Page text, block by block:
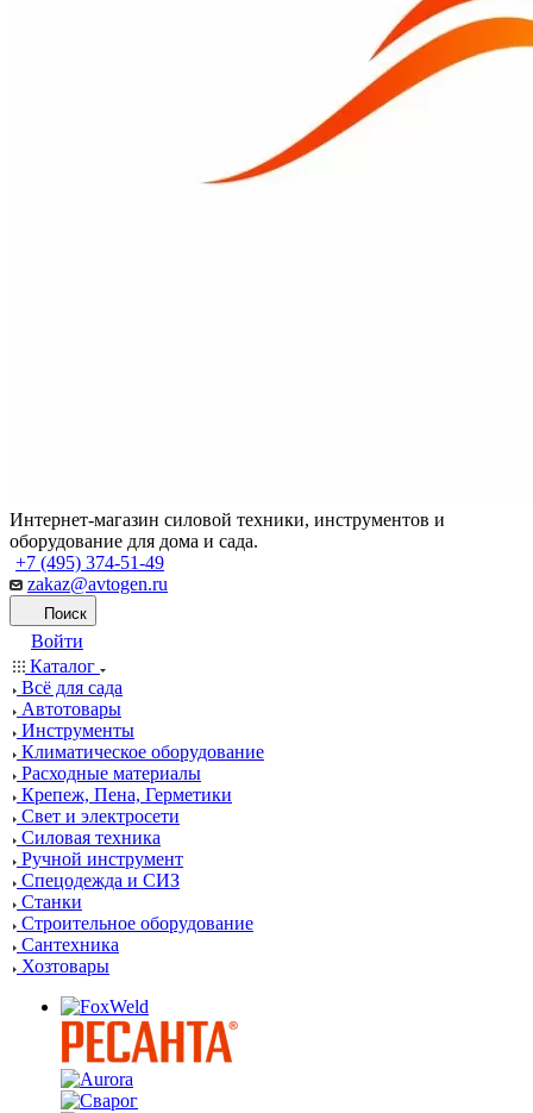
Интернет-магазин силовой техники, инструментов и
оборудование для дома и сада.
+7 (495) 374-51-49
zakaz@avtogen.ru
Поиск
Войти
Каталог
Всё для сада
Автотовары
Инструменты
Климатическое оборудование
Расходные материалы
Крепеж, Пена, Герметики
Свет и электросети
Силовая техника
Ручной инструмент
Спецодежда и СИЗ
Станки
Строительное оборудование
Сантехника
Хозтовары